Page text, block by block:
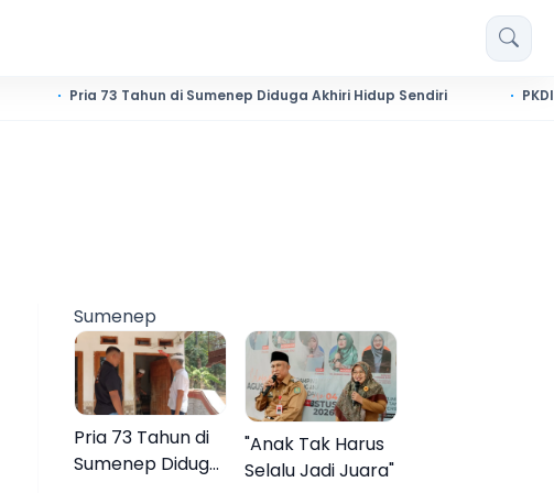
Pria 73 Tahun di Sumenep Diduga Akhiri Hidup Sendiri PKDI Cup II
Sumenep
Pria 73 Tahun di
Sumenep Diduga
"Anak Tak Harus
Selalu Jadi Juara"